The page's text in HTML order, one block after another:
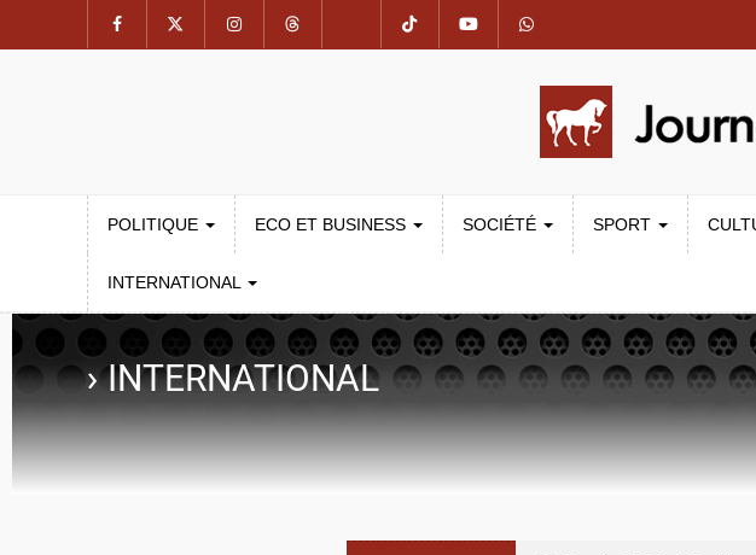
POLITIQUE ECO ET BUSINESS SOCIÉTÉ SPORT
INTERNATIONAL
›INTERNATIONAL